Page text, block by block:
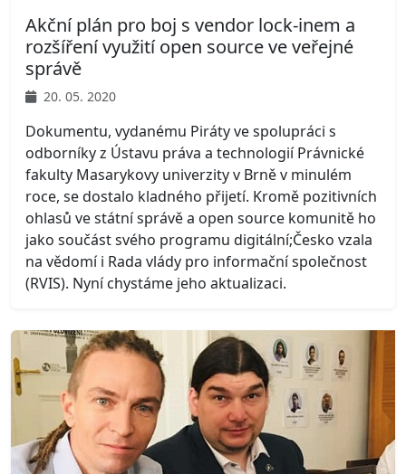
Akční plán pro boj s vendor lock-inem a
rozšíření využití open source ve veřejné
správě
20. 05. 2020
Dokumentu, vydanému Piráty ve spolupráci s
odborníky z Ústavu práva a technologií Právnické
fakulty Masarykovy univerzity v Brně v minulém
roce, se dostalo kladného přijetí. Kromě pozitivních
ohlasů ve státní správě a open source komunitě ho
jako součást svého programu digitální;Česko vzala
na vědomí i Rada vlády pro informační společnost
(RVIS). Nyní chystáme jeho aktualizaci.